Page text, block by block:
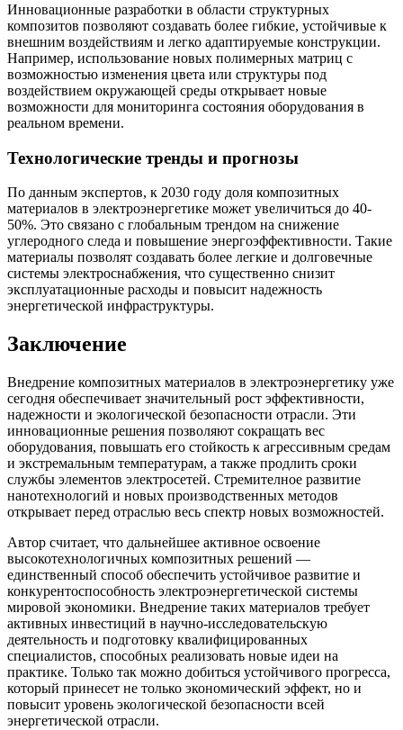
Инновационные разработки в области структурных
композитов позволяют создавать более гибкие, устойчивые к
внешним воздействиям и легко адаптируемые конструкции.
Например, использование новых полимерных матриц с
возможностью изменения цвета или структуры под
воздействием окружающей среды открывает новые
возможности для мониторинга состояния оборудования в
реальном времени.
Технологические тренды и прогнозы
По данным экспертов, к 2030 году доля композитных
материалов в электроэнергетике может увеличиться до 40-
50%. Это связано с глобальным трендом на снижение
углеродного следа и повышение энергоэффективности. Такие
материалы позволят создавать более легкие и долговечные
системы электроснабжения, что существенно снизит
эксплуатационные расходы и повысит надежность
энергетической инфраструктуры.
Заключение
Внедрение композитных материалов в электроэнергетику уже
сегодня обеспечивает значительный рост эффективности,
надежности и экологической безопасности отрасли. Эти
инновационные решения позволяют сокращать вес
оборудования, повышать его стойкость к агрессивным средам
и экстремальным температурам, а также продлить сроки
службы элементов электросетей. Стремителное развитие
нанотехнологий и новых производственных методов
открывает перед отраслью весь спектр новых возможностей.
Автор считает, что дальнейшее активное освоение
высокотехнологичных композитных решений —
единственный способ обеспечить устойчивое развитие и
конкурентоспособность электроэнергетической системы
мировой экономики. Внедрение таких материалов требует
активных инвестиций в научно-исследовательскую
деятельность и подготовку квалифицированных
специалистов, способных реализовать новые идеи на
практике. Только так можно добиться устойчивого прогресса,
который принесет не только экономический эффект, но и
повысит уровень экологической безопасности всей
энергетической отрасли.